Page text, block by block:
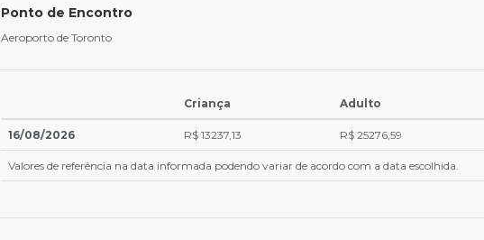
Ponto de Encontro
Aeroporto de Toronto
Criança Adulto
16/08/2026 R$ 13237,13 R$ 25276,59
Valores de referência na data informada podendo variar de acordo com a data escolhida.